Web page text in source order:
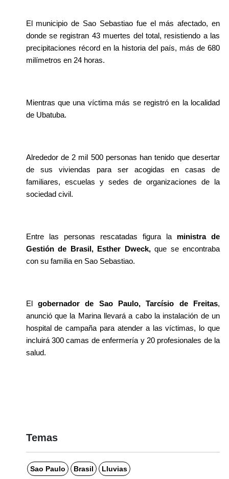
El municipio de Sao Sebastiao fue el más afectado, en
donde se registran 43 muertes del total, resistiendo a las
precipitaciones récord en la historia del país, más de 680
milímetros en 24 horas.
Mientras que una víctima más se registró en la localidad
de Ubatuba.
Alrededor de 2 mil 500 personas han tenido que desertar
de sus viviendas para ser acogidas en casas de
familiares, escuelas y sedes de organizaciones de la
sociedad civil.
Entre las personas rescatadas figura la ministra de
Gestión de Brasil, Esther Dweck, que se encontraba
con su familia en Sao Sebastiao.
El gobernador de Sao Paulo, Tarcísio de Freitas,
anunció que la Marina llevará a cabo la instalación de un
hospital de campaña para atender a las víctimas, lo que
incluirá 300 camas de enfermería y 20 profesionales de la
salud.
Temas
Sao Paulo Brasil Lluvias